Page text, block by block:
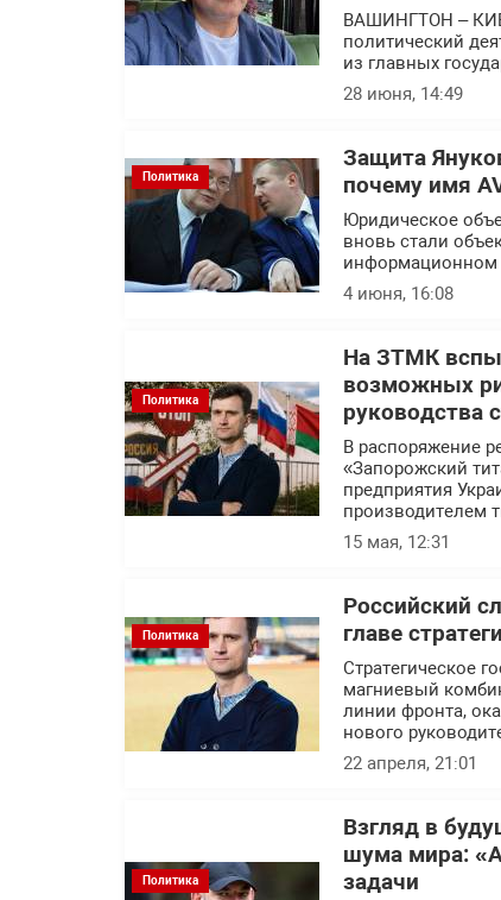
ВАШИНГТОН –
политический
из главных
28 июня, 14:49
Политика
Защита
почему имя
Юридическое
вновь стали
информационном
4 июня, 16:08
Политика
На ЗТМК
возможных
руководства
В распоряжение
«Запорожский
предприятия
производителем
15 мая, 12:31
Политика
Российский
главе
Стратегическое
магниевый
линии фронта,
нового
22 апреля, 21:01
Политика
Взгляд в
шума мира:
задачи